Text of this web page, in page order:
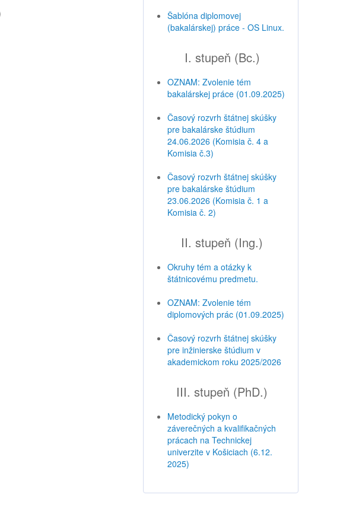
Šablóna diplomovej
(bakalárskej) práce - OS Linux.
I. stupeň (Bc.)
OZNAM: Zvolenie tém
bakalárskej práce (01.09.2025)
Časový rozvrh štátnej skúšky
pre bakalárske štúdium
24.06.2026 (Komisia č. 4 a
Komisia č.3)
Časový rozvrh štátnej skúšky
pre bakalárske štúdium
23.06.2026 (Komisia č. 1 a
Komisia č. 2)
II. stupeň (Ing.)
Okruhy tém a otázky k
štátnicovému predmetu.
OZNAM: Zvolenie tém
diplomových prác (01.09.2025)
Časový rozvrh štátnej skúšky
pre inžinierske štúdium v
akademickom roku 2025/2026
III. stupeň (PhD.)
Metodický pokyn o
záverečných a kvalifikačných
prácach na Technickej
univerzite v Košiciach (6.12.
2025)